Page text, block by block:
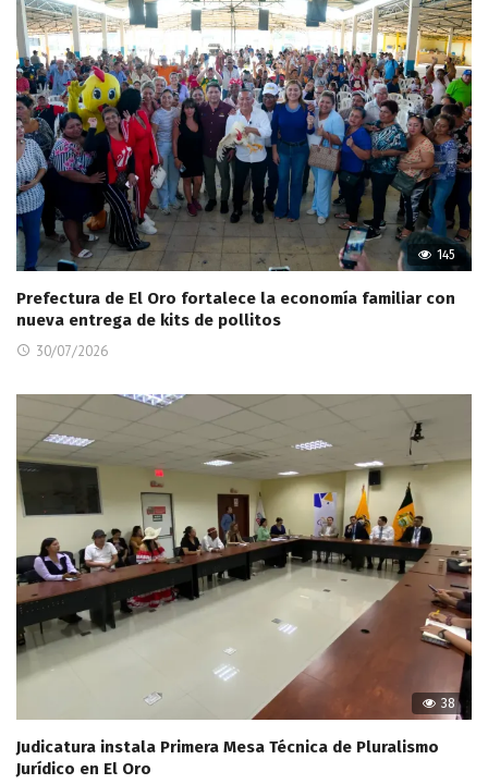
145
Prefectura de El Oro fortalece la economía familiar con
nueva entrega de kits de pollitos
30/07/2026
38
Judicatura instala Primera Mesa Técnica de Pluralismo
Jurídico en El Oro